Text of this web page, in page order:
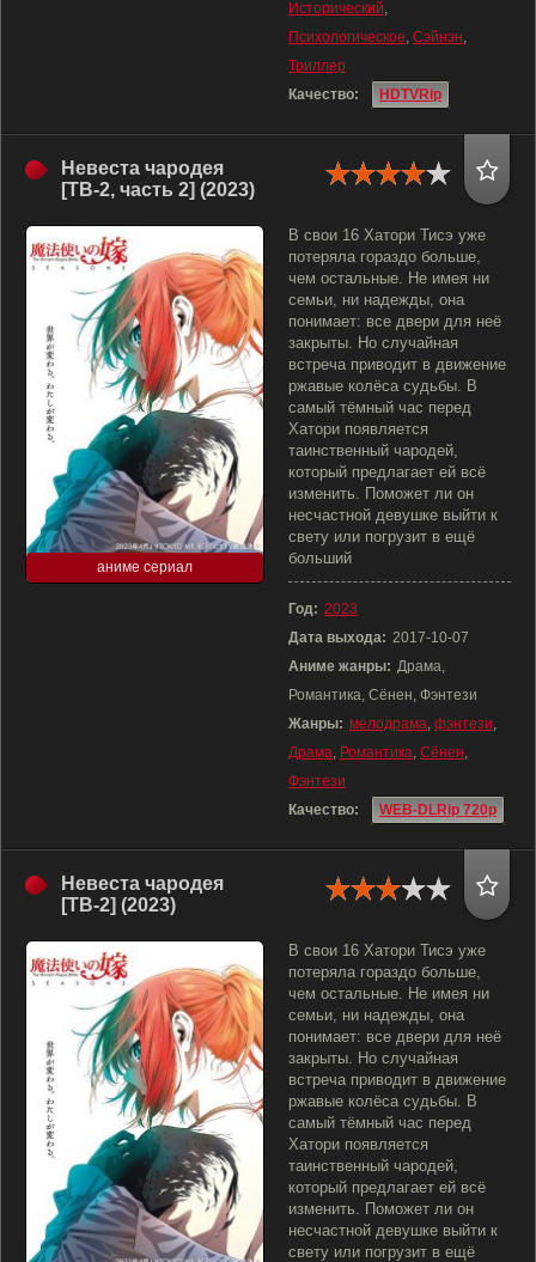
Исторический,
Психологическое, Сэйнэн,
Триллер
Качество:
HDTVRip
Невеста чародея
[ТВ-2, часть 2] (2023)
аниме сериал
В свои 16 Хатори Тисэ уже
потеряла гораздо больше,
чем остальные. Не имея ни
семьи, ни надежды, она
понимает: все двери для неё
закрыты. Но случайная
встреча приводит в движение
ржавые колёса судьбы. В
самый тёмный час перед
Хатори появляется
таинственный чародей,
который предлагает ей всё
изменить. Поможет ли он
несчастной девушке выйти к
свету или погрузит в ещё
больший
Год: 2023
Дата выхода: 2017-10-07
Аниме жанры: Драма,
Романтика, Сёнен, Фэнтези
Жанры: мелодрама, фэнтези,
Драма, Романтика, Сёнен,
Фэнтези
Качество:
WEB-DLRip 720p
Невеста чародея
[ТВ-2] (2023)
В свои 16 Хатори Тисэ уже
потеряла гораздо больше,
чем остальные. Не имея ни
семьи, ни надежды, она
понимает: все двери для неё
закрыты. Но случайная
встреча приводит в движение
ржавые колёса судьбы. В
самый тёмный час перед
Хатори появляется
таинственный чародей,
который предлагает ей всё
изменить. Поможет ли он
несчастной девушке выйти к
свету или погрузит в ещё